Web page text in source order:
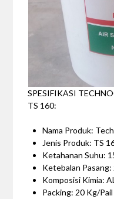
SPESIFIKASI
TS 160:
Nama Produk:
Jenis Produk: TS
Ketahanan Suhu:
Ketebalan Pasang:
Komposisi Kimia:
Packing: 20 Kg/Pail